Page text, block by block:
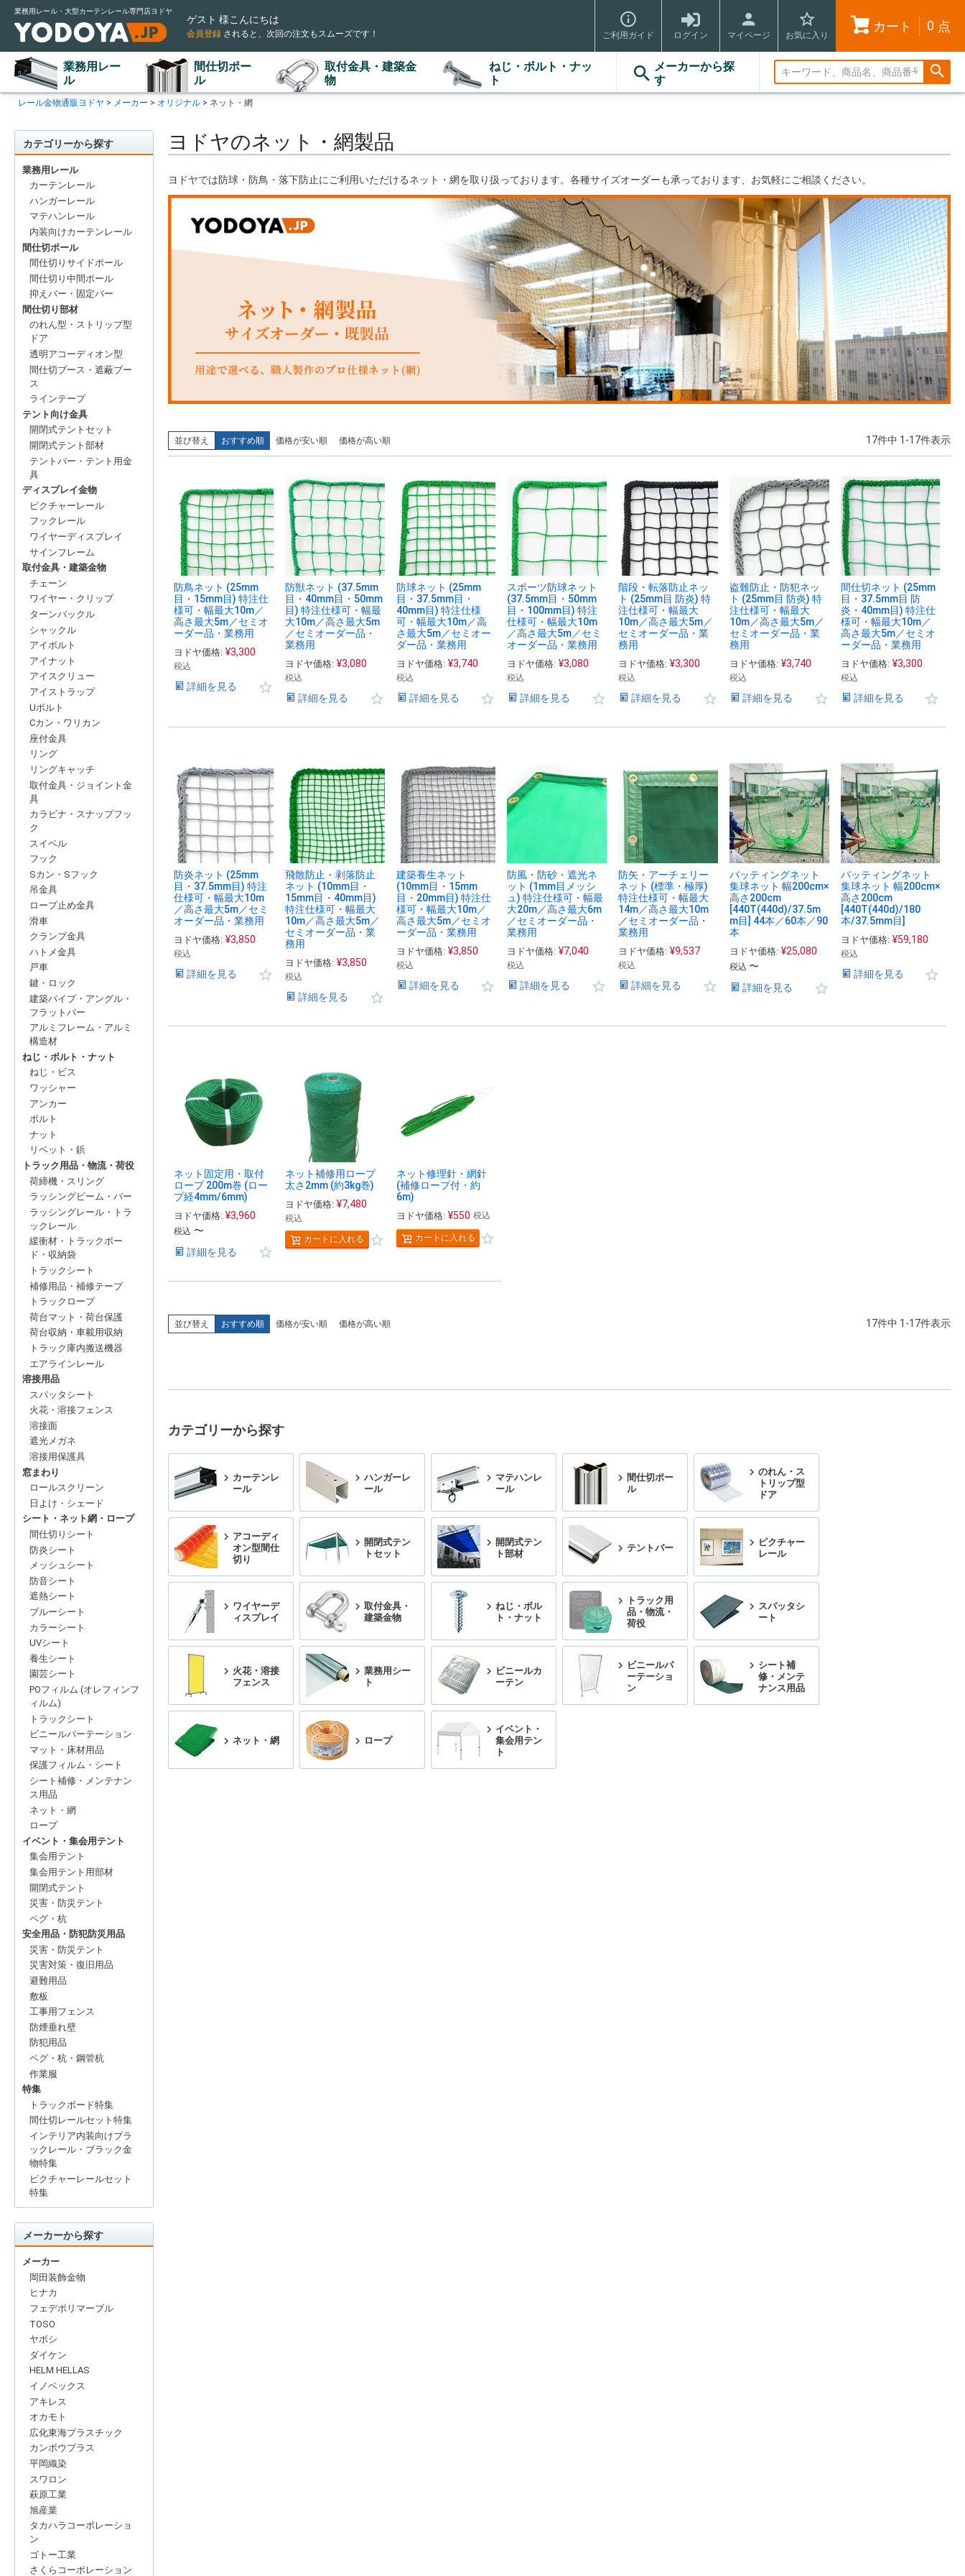
業務用レール・大型カーテンレール専門店ヨドヤ
ゲスト 様こんにちは
会員登録 されると 、次回の注文もスムーズです！ ご利用ガイド ログイン マイページ お気に入り
カート 0 点
業務用レー
ル
間仕切ポー
ル
取付金具・建築金
物
ねじ・ボルト・ナッ
ト
メーカーから探
す
検索
レール金物通販ヨドヤ メーカー オリジナル ネット・網
カテゴリーから探す
業務用レール
カーテンレール
ハンガーレール
マテハンレール
内装向けカーテンレール
間仕切ポール
間仕切りサイドポール
間仕切り中間ポール
抑えバー・固定バー
間仕切り部材
のれん型・ストリップ型
ドア
透明アコーディオン型
間仕切ブース・遮蔽ブー
ス
ラインテープ
テント向け金具
開閉式テントセット
開閉式テント部材
テントバー・テント用金
具
ディスプレイ金物
ピクチャーレール
フックレール
ワイヤーディスプレイ
サインフレーム
取付金具・建築金物
チェーン
ワイヤー・クリップ
ターンバックル
シャックル
アイボルト
アイナット
アイスクリュー
アイストラップ
Uボルト
Cカン・ワリカン
座付金具
リング
リングキャッチ
取付金具・ジョイント金
具
カラビナ・スナップフッ
ク
スイベル
フック
Sカン・Sフック
吊金具
ロープ止め金具
滑車
クランプ金具
ハトメ金具
戸車
鍵・ロック
建築パイプ・アングル・
フラットバー
アルミフレーム・アルミ
構造材
ねじ・ボルト・ナット
ねじ・ビス
ワッシャー
アンカー
ボルト
ナット
リベット・鋲
トラック用品・物流・荷役
荷締機・スリング
ラッシングビーム・バー
ラッシングレール・トラ
ックレール
緩衝材・トラックボー
ド・収納袋
トラックシート
補修用品・補修テープ
トラックロープ
荷台マット・荷台保護
荷台収納・車載用収納
トラック庫内搬送機器
エアラインレール
溶接用品
スパッタシート
火花・溶接フェンス
溶接面
遮光メガネ
溶接用保護具
窓まわり
ロールスクリーン
日よけ・シェード
シート・ネット網・ロープ
間仕切りシート
防炎シート
メッシュシート
防音シート
遮熱シート
ブルーシート
カラーシート
UVシート
養生シート
園芸シート
POフィルム (オレフィンフ
ィルム)
トラックシート
ビニールパーテーション
マット・床材用品
保護フィルム・シート
シート補修・メンテナン
ス用品
ネット・網
ロープ
イベント・集会用テント
集会用テント
集会用テント用部材
開閉式テント
災害・防災テント
ペグ・杭
安全用品・防犯防災用品
災害・防災テント
災害対策・復旧用品
避難用品
敷板
工事用フェンス
防煙垂れ壁
防犯用品
ペグ・杭・鋼管杭
作業服
特集
トラックボード特集
間仕切レールセット特集
インテリア内装向けブラ
ックレール・ブラック金
物特集
ピクチャーレールセット
特集
メーカーから探す
メーカー
岡田装飾金物
ヒナカ
フェデポリマーブル
TOSO
ヤボシ
ダイケン
HELM HELLAS
イノベックス
アキレス
オカモト
広化東海プラスチック
カンボウプラス
平岡織染
スワロン
萩原工業
旭産業
タカハラコーポレーショ
ン
ゴトー工業
さくらコーポレーション
ヨドヤのネット・網製品
ヨドヤでは防球・防鳥・落下防止にご利用いただけるネット・網を取り扱っております。各種サイズオーダーも承っております、お気軽にご相談ください。
並び替え おすすめ順 価格が安い順 価格が高い順 17件中 1 -17件表示
防鳥ネット (25mm
目・15mm目) 特注仕
様可・幅最大10m／
高さ最大5m／セミオ
ーダー品・業務用
ヨドヤ価格: ¥3,300
税込
詳細を見る
防獣ネット (37.5mm
目・40mm目・50mm
目) 特注仕様可・幅最
大10m／高さ最大5m
／セミオーダー品・
業務用
ヨドヤ価格: ¥3,080
税込
詳細を見る
防球ネット (25mm
目・37.5mm目・
40mm目) 特注仕様
可・幅最大10m／高
さ最大5m／セミオー
ダー品・業務用
ヨドヤ価格: ¥3,740
税込
詳細を見る
スポーツ防球ネット
(37.5mm目・50mm
目・100mm目) 特注
仕様可・幅最大10m
／高さ最大5m／セミ
オーダー品・業務用
ヨドヤ価格: ¥3,080
税込
詳細を見る
階段・転落防止ネッ
ト (25mm目 防炎) 特
注仕様可・幅最大
10m／高さ最大5m／
セミオーダー品・業
務用
ヨドヤ価格: ¥3,300
税込
詳細を見る
盗難防止・防犯ネッ
ト (25mm目 防炎) 特
注仕様可・幅最大
10m／高さ最大5m／
セミオーダー品・業
務用
ヨドヤ価格: ¥3,740
税込
詳細を見る
間仕切ネット (25mm
目・37.5mm目 防
炎・40mm目) 特注仕
様可・幅最大10m／
高さ最大5m／セミオ
ーダー品・業務用
ヨドヤ価格: ¥3,300
税込
詳細を見る
防炎ネット (25mm
目・37.5mm目) 特注
仕様可・幅最大10m
／高さ最大5m／セミ
オーダー品・業務用
ヨドヤ価格: ¥3,850
税込
詳細を見る
飛散防止・剥落防止
ネット (10mm目・
15mm目・40mm目)
特注仕様可・幅最大
10m／高さ最大5m／
セミオーダー品・業
務用
ヨドヤ価格: ¥3,850
税込
詳細を見る
建築養生ネット
(10mm目・15mm
目・20mm目) 特注仕
様可・幅最大10m／
高さ最大5m／セミオ
ーダー品・業務用
ヨドヤ価格: ¥3,850
税込
詳細を見る
防風・防砂・遮光ネ
ット (1mm目メッシ
ュ) 特注仕様可・幅最
大20m／高さ最大6m
／セミオーダー品・
業務用
ヨドヤ価格: ¥7,040
税込
詳細を見る
防矢・アーチェリー
ネット (標準・極厚)
特注仕様可・幅最大
14m／高さ最大10m
／セミオーダー品・
業務用
ヨドヤ価格: ¥9,537
税込
詳細を見る
バッティングネット
集球ネット 幅200cm×
高さ200cm
[440T(440d)/37.5m
m目] 44本／60本／90
本
ヨドヤ価格: ¥25,080
税込 〜
詳細を見る
バッティングネット
集球ネット 幅200cm×
高さ200cm
[440T(440d)/180
本/37.5mm目]
ヨドヤ価格: ¥59,180
税込
詳細を見る
ネット固定用・取付
ロープ 200m巻 (ロー
プ経4mm/6mm)
ヨドヤ価格: ¥3,960
税込 〜
詳細を見る
ネット補修用ロープ
太さ2mm (約3kg巻)
ヨドヤ価格: ¥7,480
税込
カートに入れる
ネット修理針・網針
(補修ロープ付・約
6m)
ヨドヤ価格: ¥550 税込
カートに入れる
並び替え おすすめ順 価格が安い順 価格が高い順 17件中 1 -17件表示
カテゴリーから探す
カーテンレ
ール
ハンガーレ
ール
マテハンレ
ール
間仕切ポー
ル
のれん・ス
トリップ型
ドア
アコーディ
オン型間仕
切り
開閉式テン
トセット
開閉式テン
ト部材
テントバー
ピクチャー
レール
ワイヤーデ
ィスプレイ
取付金具・
建築金物
ねじ・ボル
ト・ナット
トラック用
品・物流・
荷役
スパッタシ
ート
火花・溶接
フェンス
業務用シー
ト
ビニールカ
ーテン
ビニールパ
ーテーショ
ン
シート補
修・メンテ
ナンス用品
ネット・網 ロープ
イベント・
集会用テン
ト